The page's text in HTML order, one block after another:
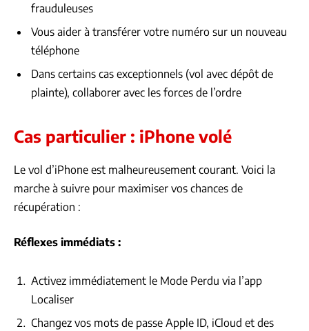
frauduleuses
Vous aider à transférer votre numéro sur un nouveau
téléphone
Dans certains cas exceptionnels (vol avec dépôt de
plainte), collaborer avec les forces de l’ordre
Cas particulier : iPhone volé
Le vol d’iPhone est malheureusement courant. Voici la
marche à suivre pour maximiser vos chances de
récupération :
Réflexes immédiats :
Activez immédiatement le Mode Perdu via l’app
Localiser
Changez vos mots de passe Apple ID, iCloud et des